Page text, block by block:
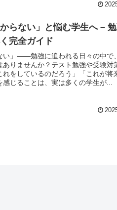
らない」と悩む学生へ –
完全ガイド
い」――勉強に追われる日々の中で
ありませんか？テスト勉強や受験対
をしているのだろう」「これが将
じることは、実は多くの学生が...